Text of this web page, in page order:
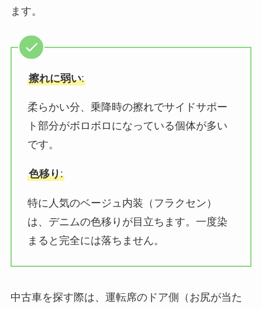
ます。
擦れに弱い:
柔らかい分、乗降時の擦れでサイドサポー
ト部分がボロボロになっている個体が多い
です。
色移り:
特に人気のベージュ内装（フラクセン）
は、デニムの色移りが目立ちます。一度染
まると完全には落ちません。
中古車を探す際は、運転席のドア側（お尻が当た